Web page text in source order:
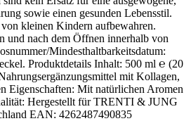
sowie einen gesunden Lebensstil.
kleinen Kindern aufbewahren.
und nach dem Öffnen innerhalb von
Mindesthaltbarkeitsdatum:
Produktdetails Inhalt: 500 ml ℮ (20
mit Kollagen,
Eigenschaften: Mit natürlichen Aromen
Hergestellt für TRENTI & JUNG
EAN: 4262487490835